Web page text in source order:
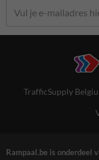
TrafficSupply
Rampaal.be is onderdeel